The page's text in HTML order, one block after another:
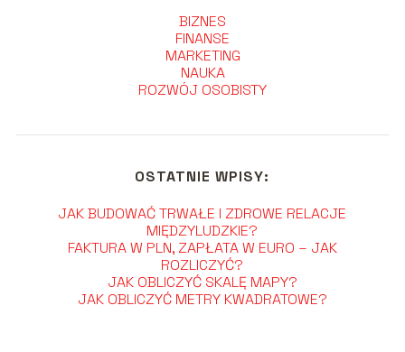
BIZNES
FINANSE
MARKETING
NAUKA
ROZWÓJ OSOBISTY
OSTATNIE WPISY:
JAK BUDOWAĆ TRWAŁE I ZDROWE RELACJE
MIĘDZYLUDZKIE?
FAKTURA W PLN, ZAPŁATA W EURO – JAK
ROZLICZYĆ?
JAK OBLICZYĆ SKALĘ MAPY?
JAK OBLICZYĆ METRY KWADRATOWE?